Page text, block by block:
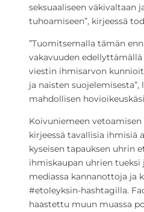
seksuaaliseen väkivaltaan
tuhoamiseen”, kirjeessä
”Tuomitsemalla tämän
vakavuuden
viestin ihmisarvon
ja naisten
mahdollisen
Koivuniemeen
kirjeessä tavallisia ihmisiä
kyseisen tapauksen uhrin
ihmiskaupan uhrien tueksi
mediassa kannanottoja ja
#etoleyksin-hashtagilla.
haastettu muun muassa